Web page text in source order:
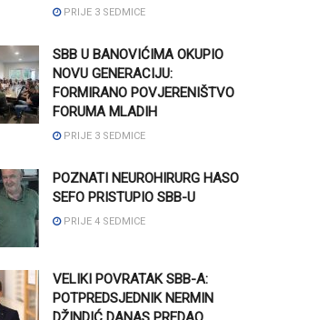
PRIJE 3 SEDMICE
SBB U BANOVIĆIMA OKUPIO
NOVU GENERACIJU:
FORMIRANO POVJERENIŠTVO
FORUMA MLADIH
PRIJE 3 SEDMICE
POZNATI NEUROHIRURG HASO
SEFO PRISTUPIO SBB-U
PRIJE 4 SEDMICE
VELIKI POVRATAK SBB-A:
POTPREDSJEDNIK NERMIN